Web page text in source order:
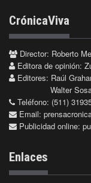
CrónicaViva
Director: Roberto
Editora de opinión:
Editores: Raúl
Walter
Teléfono: (511)
Email:
Publicidad online:
Enlaces